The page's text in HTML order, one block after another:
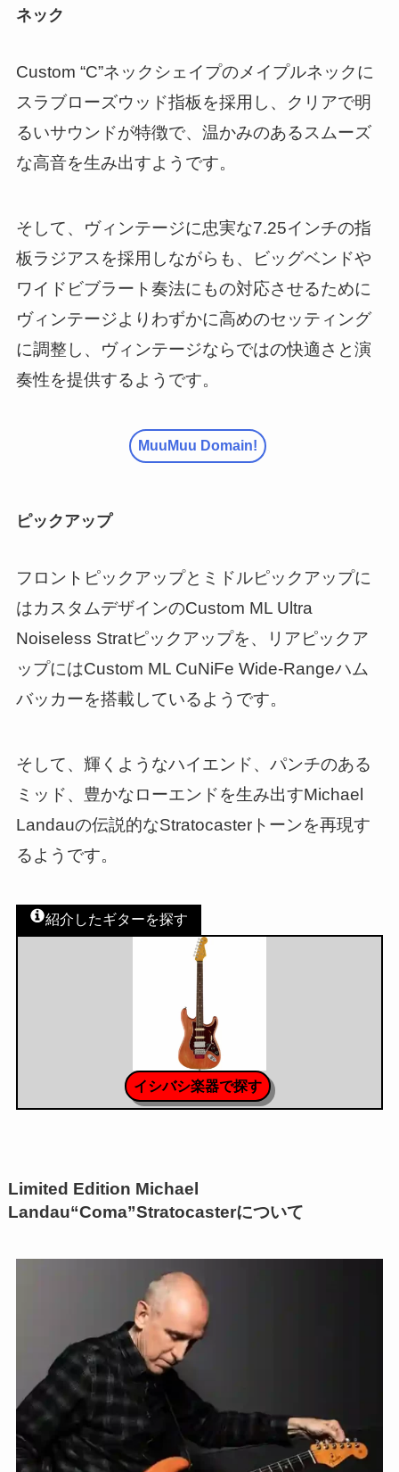
ネック
Custom “C”ネックシェイプのメイプルネックに
スラブローズウッド指板を採用し、クリアで明
るいサウンドが特徴で、温かみのあるスムーズ
な高音を生み出すようです。
そして、ヴィンテージに忠実な7.25インチの指
板ラジアスを採用しながらも、ビッグベンドや
ワイドビブラート奏法にもの対応させるために
ヴィンテージよりわずかに高めのセッティング
に調整し、ヴィンテージならではの快適さと演
奏性を提供するようです。
MuuMuu Domain!
ピックアップ
フロントピックアップとミドルピックアップに
はカスタムデザインのCustom ML Ultra
Noiseless Stratピックアップを、リアピックア
ップにはCustom ML CuNiFe Wide-Rangeハム
バッカーを搭載しているようです。
そして、輝くようなハイエンド、パンチのある
ミッド、豊かなローエンドを生み出すMichael
Landauの伝説的なStratocasterトーンを再現す
るようです。
紹介したギターを探す
イシバシ楽器で探す
Limited Edition Michael
Landau“Coma”Stratocasterについて